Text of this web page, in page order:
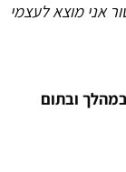
אני מוצא לעצמי
ובתום